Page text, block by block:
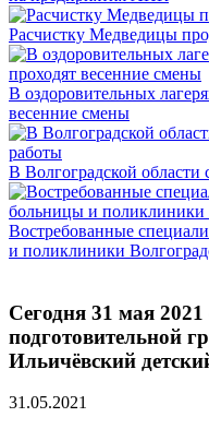
Расчистку Медведицы
В оздоровительных
весенние смены
В Волгоградской области
Востребованные
и поликлиники
Сегодня 31 мая
подготовительной
Ильичёвский
31.05.2021